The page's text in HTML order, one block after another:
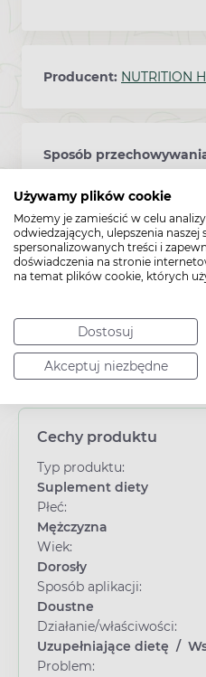
Używamy plików cookie
Możemy je zamieścić w celu
odwiedzających, ulepszenia
spersonalizowanych treści i
doświadczenia na stronie
na temat plików cookie, których
Dostosuj
Akceptuj niezbędne
Producent: NUTRITION
Sposób
Kod EAN:5904266150095
Cechy produktu
Typ produktu:
Suplement diety
Płeć:
Mężczyzna
Wiek:
Dorosły
Sposób aplikacji:
Doustne
Działanie/właściwości:
Uzupełniające dietę /
Problem: